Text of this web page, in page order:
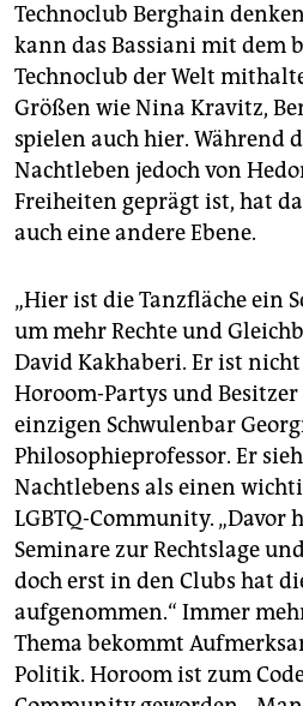
Technoclub Berghain
kann das Bassiani mit dem
Technoclub der Welt
Größen wie Nina Kravitz,
spielen auch hier. Während
Nachtleben jedoch von
Freiheiten geprägt ist, hat
auch eine andere Ebene.
„Hier ist die Tanzfläche ein
um mehr Rechte und
David Kakhaberi. Er ist
Horoom-Partys und Besitzer
einzigen Schwulenbar
Philosophieprofessor. Er
Nachtlebens als einen
LGBTQ-Community. „Davor
Seminare zur Rechtslage
doch erst in den Clubs hat
aufgenommen.“ Immer
Thema bekommt
Politik. Horoom ist zum